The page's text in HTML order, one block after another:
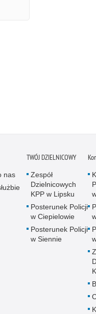
nas
TWÓJ DZIELNICOWY
Zespół
Dzielnicowych
KPP w Lipsku
Posterunek Policji
w Ciepielowie
Posterunek Policji
w Siennie